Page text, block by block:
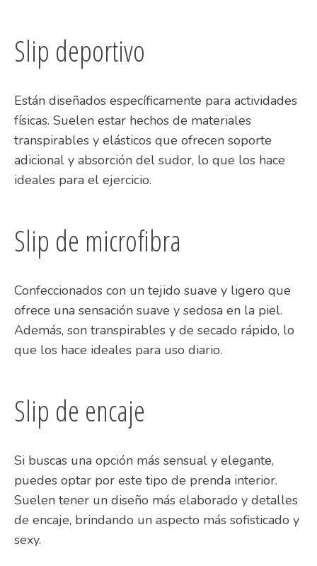
Slip deportivo
Están diseñados específicamente para actividades
físicas. Suelen estar hechos de materiales
transpirables y elásticos que ofrecen soporte
adicional y absorción del sudor, lo que los hace
ideales para el ejercicio.
Slip de microfibra
Confeccionados con un tejido suave y ligero que
ofrece una sensación suave y sedosa en la piel.
Además, son transpirables y de secado rápido, lo
que los hace ideales para uso diario.
Slip de encaje
Si buscas una opción más sensual y elegante,
puedes optar por este tipo de prenda interior.
Suelen tener un diseño más elaborado y detalles
de encaje, brindando un aspecto más sofisticado y
sexy.